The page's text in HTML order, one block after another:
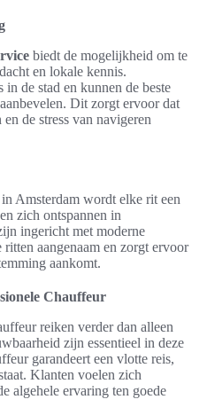
biedt de mogelijkheid om te
en lokale kennis.
de stad en kunnen de beste
Dit zorgt ervoor dat
de stress van navigeren
Amsterdam wordt elke rit een
zich ontspannen in
ingericht met moderne
aangenaam en zorgt ervoor
aankomt.
Chauffeur
reiken verder dan alleen
zijn essentieel in deze
garandeert een vlotte reis,
Klanten voelen zich
algehele ervaring ten goede